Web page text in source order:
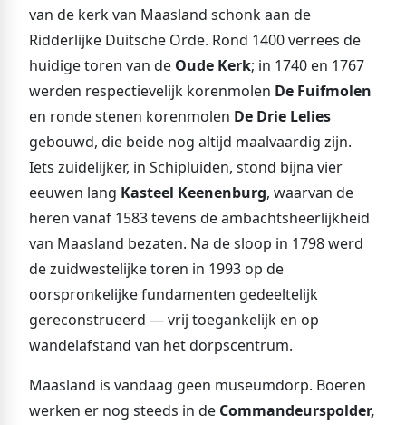
van de kerk van Maasland schonk aan de
Ridderlijke Duitsche Orde. Rond 1400 verrees de
huidige toren van de Oude Kerk; in 1740 en 1767
werden respectievelijk korenmolen De Fuifmolen
en ronde stenen korenmolen De Drie Lelies
gebouwd, die beide nog altijd maalvaardig zijn.
Iets zuidelijker, in Schipluiden, stond bijna vier
eeuwen lang Kasteel Keenenburg, waarvan de
heren vanaf 1583 tevens de ambachtsheerlijkheid
van Maasland bezaten. Na de sloop in 1798 werd
de zuidwestelijke toren in 1993 op de
oorspronkelijke fundamenten gedeeltelijk
gereconstrueerd — vrij toegankelijk en op
wandelafstand van het dorpscentrum.
Maasland is vandaag geen museumdorp. Boeren
werken er nog steeds in de Commandeurspolder,